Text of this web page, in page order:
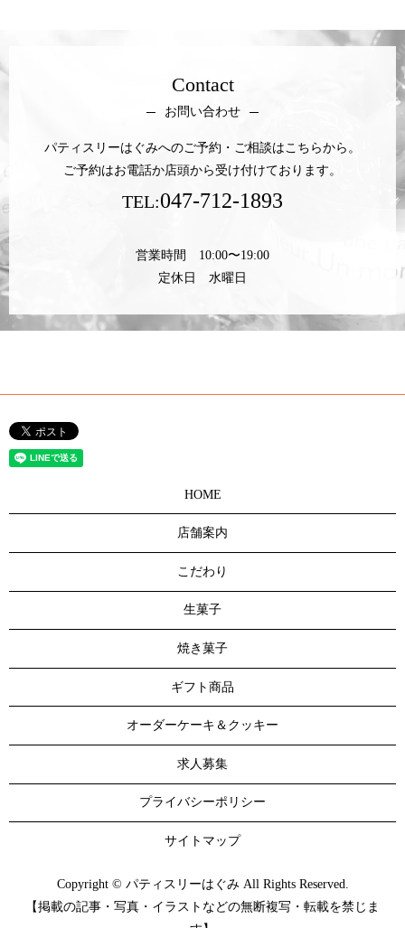
Contact
お問い合わせ
パティスリーはぐみへのご予約・ご相談はこちらから。
ご予約はお電話か店頭から受け付けております。
TEL:047-712-1893
営業時間 10:00〜19:00
定休日 水曜日
HOME
店舗案内
こだわり
生菓子
焼き菓子
ギフト商品
オーダーケーキ＆クッキー
求人募集
プライバシーポリシー
サイトマップ
Copyright © パティスリーはぐみ All Rights Reserved.
【掲載の記事・写真・イラストなどの無断複写・転載を禁じま